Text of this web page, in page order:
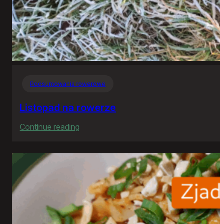
Podsumowania rowerowe
Listopad na rowerze
Continue reading
na
rowerze